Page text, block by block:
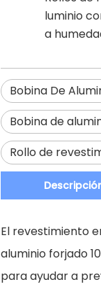
luminio
a
Bobina De
Bobina de
Rollo de
El revestimiento
aluminio forjado
para ayudar a